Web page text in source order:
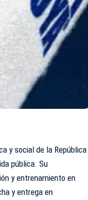
y social de la República
pública. Su
y entrenamiento en
y entrega en